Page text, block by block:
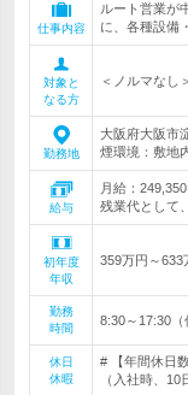
仕事内容
ルート営業が
に、各種設備
対象と
なる方
＜ノルマな
勤務地
大阪府大阪市
煙環境：敷地
給与
月給：
残業代として
初年度
年収
359万円～633
勤務
時間
8:30～17:30
休日
休暇
# 【年間休日
（入社時、